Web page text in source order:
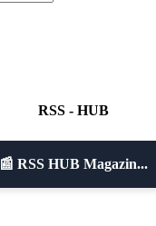
RSS - HUB
📰 RSS HUB Magazin...